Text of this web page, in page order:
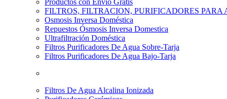
Productos con Envío Gratis
FILTROS, FILTRACION, PURIFICADORES PARA
Osmosis Inversa Doméstica
Repuestos Ósmosis Inversa Domestica
Ultrafiltración Doméstica
Filtros Purificadores De Agua Sobre-Tarja
Filtros Purificadores De Agua Bajo-Tarja
Filtros De Agua Alcalina Ionizada